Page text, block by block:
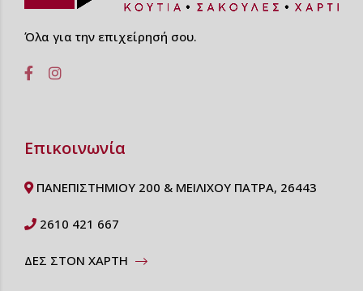
Όλα για την επιχείρησή σου.
Επικοινωνία
ΠΑΝΕΠΙΣΤΗΜΙΟΥ 200 & ΜΕΙΛΙΧΟΥ ΠΑΤΡΑ, 26443
2610 421 667
ΔΕΣ ΣΤΟΝ ΧΑΡΤΗ